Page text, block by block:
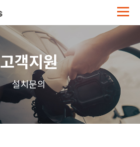
고객지원
설치문의